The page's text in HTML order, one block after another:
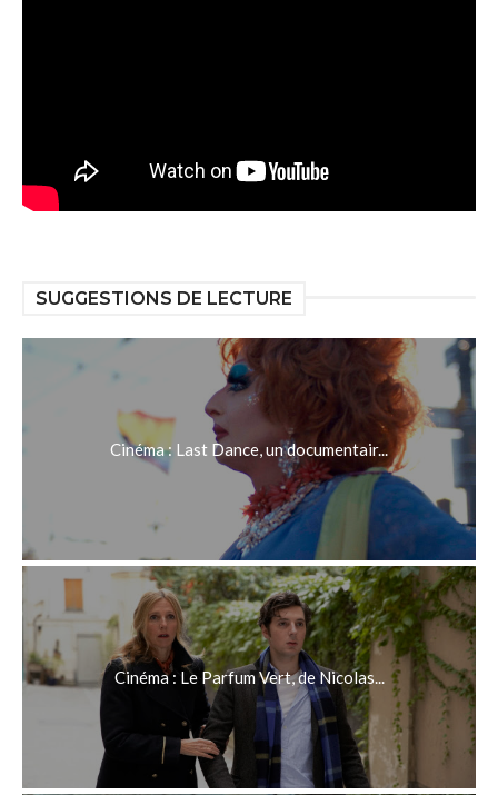
SUGGESTIONS DE LECTURE
Cinéma : Last Dance, un documentair...
Cinéma : Le Parfum Vert, de Nicolas...